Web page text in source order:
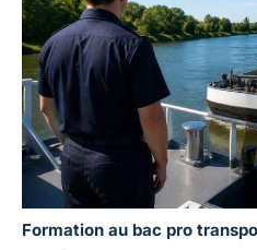
Formation au bac pro